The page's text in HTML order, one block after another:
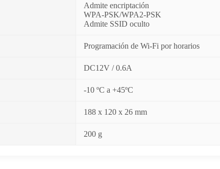
Admite encriptación
WPA-PSK/WPA2-PSK
Admite SSID oculto
Programación de Wi-Fi por horarios
DC12V / 0.6A
-10 ºC a +45ºC
188 x 120 x 26 mm
200 g